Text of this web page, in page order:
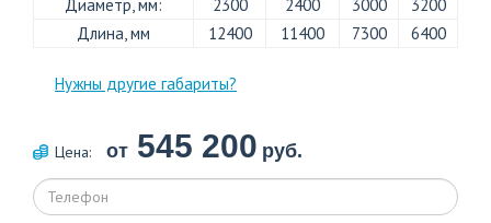
Диаметр, мм: 2300 2400 3000
3200
Длина, мм
12400 11400 7300 6400
Нужны другие габариты?
Цена: от 545 200 руб.